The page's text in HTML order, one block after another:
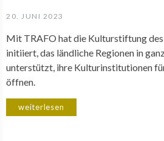
20. JUNI 2023
Mit TRAFO hat die Kulturstiftung
initiiert, das ländliche Regionen in
unterstützt, ihre Kulturinstitutionen
öffnen.
weiterlesen